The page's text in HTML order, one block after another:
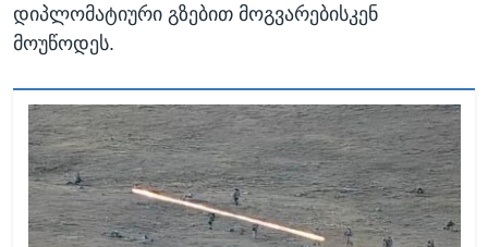
დიპლომატიური გზებით მოგვარებისკენ
მოუწოდეს.